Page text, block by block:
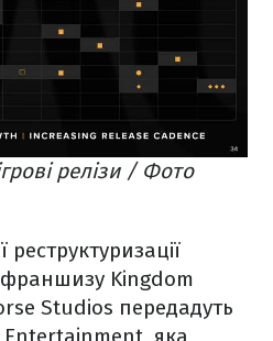
релізи / Фото
Kingdom
Studios передадуть